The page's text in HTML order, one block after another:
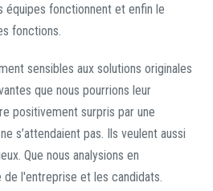
équipes fonctionnent et enfin le
fonctions.
sensibles aux solutions originales
que nous pourrions leur
positivement surpris par une
s’attendaient pas. Ils veulent aussi
Que nous analysions en
l'entreprise et les candidats.